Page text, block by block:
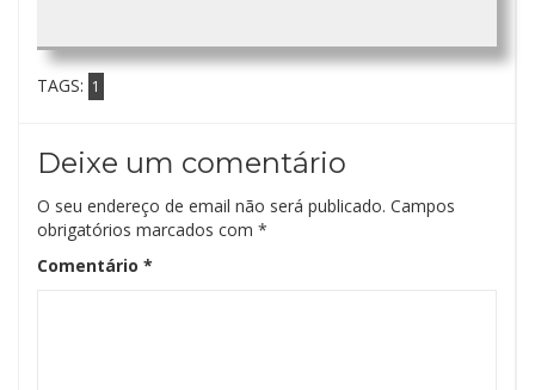
TAGS: 1
Deixe um comentário
O seu endereço de email não será publicado. Campos
obrigatórios marcados com *
Comentário *